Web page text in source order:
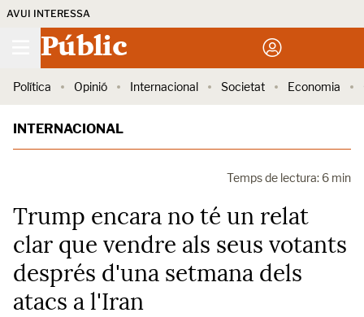
AVUI INTERESSA
Públic
Política Opinió Internacional Societat Economia
INTERNACIONAL
Temps de lectura: 6 min
Trump encara no té un relat
clar que vendre als seus votants
després d'una setmana dels
atacs a l'Iran